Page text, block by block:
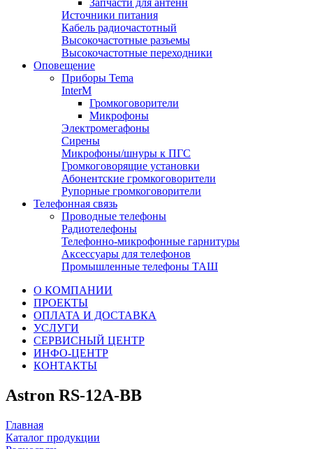
Источники питания
Кабель радиочастотный
Высокочастотные разъемы
Высокочастотные переходники
Оповещение
Приборы Tema
InterM
Громкоговорители
Микрофоны
Электромегафоны
Сирены
Микрофоны/шнуры к ПГС
Громкоговорящие установки
Абонентские громкоговорители
Рупорные громкоговорители
Телефонная связь
Проводные телефоны
Радиотелефоны
Телефонно-микрофонные гарнитуры
Аксессуары для телефонов
Промышленные телефоны ТАШ
О КОМПАНИИ
ПРОЕКТЫ
ОПЛАТА И ДОСТАВКА
УСЛУГИ
СЕРВИСНЫЙ ЦЕНТР
ИНФО-ЦЕНТР
КОНТАКТЫ
Astron RS-12A-BB
Главная
Каталог продукции